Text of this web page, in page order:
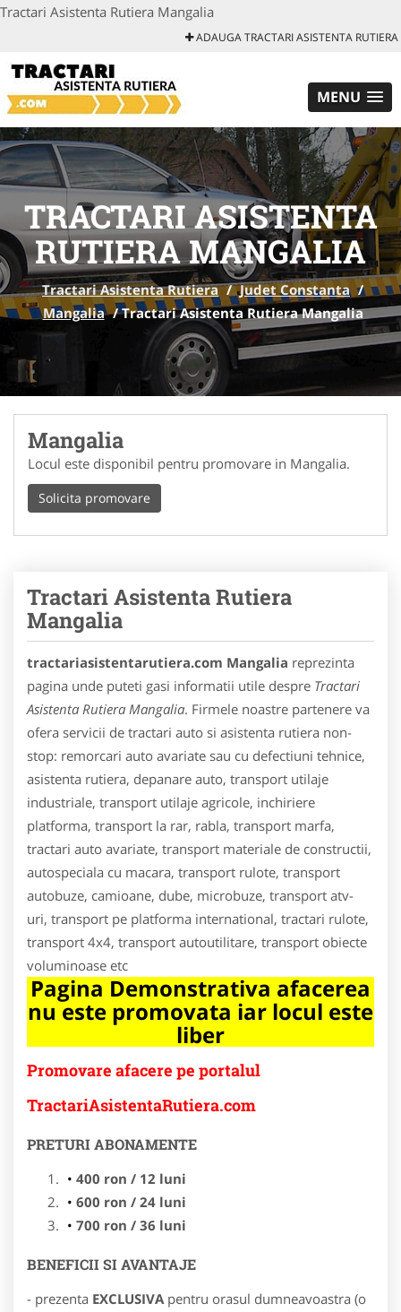
Tractari Asistenta Rutiera Mangalia
ADAUGA TRACTARI ASISTENTA RUTIERA
MENU
TRACTARI ASISTENTA
RUTIERA MANGALIA
Tractari Asistenta Rutiera / Judet Constanta /
Mangalia /Tractari Asistenta Rutiera Mangalia
Mangalia
Locul este disponibil pentru promovare in Mangalia.
Solicita promovare
Tractari Asistenta Rutiera
Mangalia
tractariasistentarutiera.com Mangalia reprezinta
pagina unde puteti gasi informatii utile despre Tractari
Asistenta Rutiera Mangalia. Firmele noastre partenere va
ofera servicii de tractari auto si asistenta rutiera non-
stop: remorcari auto avariate sau cu defectiuni tehnice,
asistenta rutiera, depanare auto, transport utilaje
industriale, transport utilaje agricole, inchiriere
platforma, transport la rar, rabla, transport marfa,
tractari auto avariate, transport materiale de constructii,
autospeciala cu macara, transport rulote, transport
autobuze, camioane, dube, microbuze, transport atv-
uri, transport pe platforma international, tractari rulote,
transport 4x4, transport autoutilitare, transport obiecte
voluminoase etc
Pagina Demonstrativa afacerea
nu este promovata iar locul este
liber
Promovare afacere pe portalul
TractariAsistentaRutiera.com
PRETURI ABONAMENTE
400 ron / 12 luni
600 ron / 24 luni
700 ron / 36 luni
BENEFICII SI AVANTAJE
- prezenta EXCLUSIVApentru orasul dumneavoastra (o